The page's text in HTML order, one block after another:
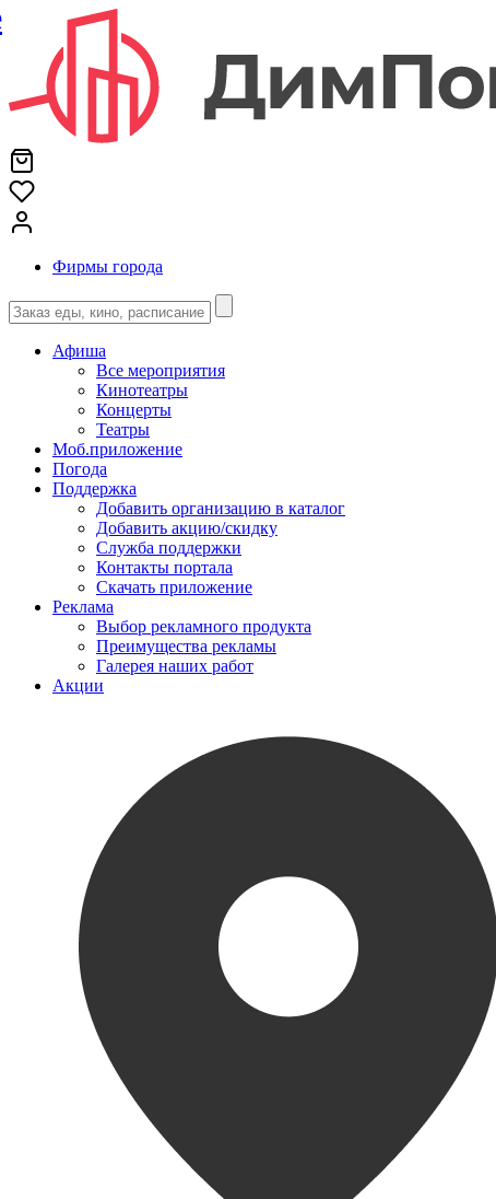
Фирмы города
Афиша
Все мероприятия
Кинотеатры
Концерты
Театры
Моб.приложение
Погода
Поддержка
Добавить организацию в каталог
Добавить акцию/скидку
Служба поддержки
Контакты портала
Скачать приложение
Реклама
Выбор рекламного продукта
Преимущества рекламы
Галерея наших работ
Акции